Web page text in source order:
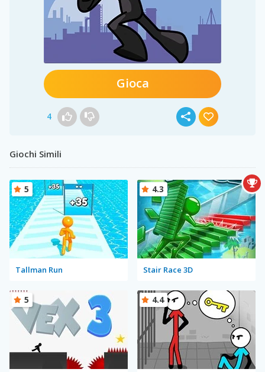
Gioca
4
Giochi Simili
Tallman Run
5
Stair Race 3D
4.3
5 4.4